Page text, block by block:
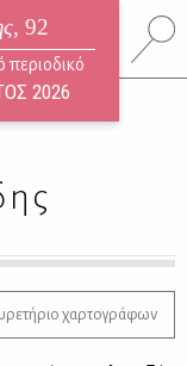
, 92
περιοδικό
2026
χαρτογράφων